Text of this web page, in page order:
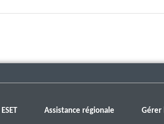
Assistance régionale Gérer